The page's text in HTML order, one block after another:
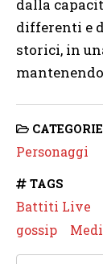
dalla
differenti e
storici, in
CATEGORIE
Personaggi
TAGS
Battiti Live
gossip